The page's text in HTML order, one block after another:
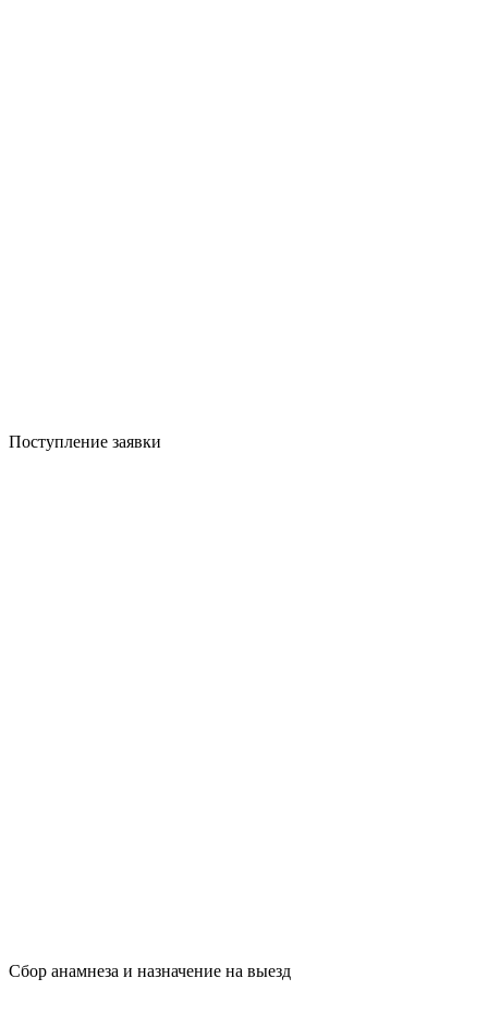
Поступление заявки
Сбор анамнеза и назначение на выезд